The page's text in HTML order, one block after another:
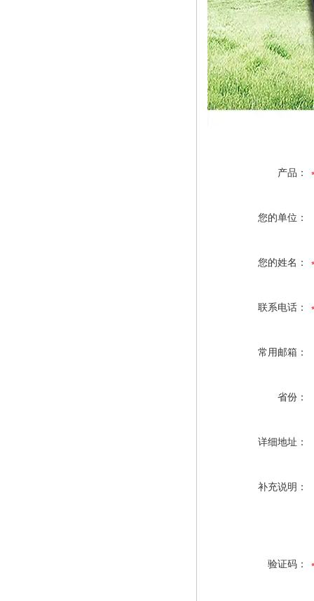
产品：
您的单位：
您的姓名：
联系电话：
常用邮箱：
省份：
详细地址：
补充说明：
验证码：